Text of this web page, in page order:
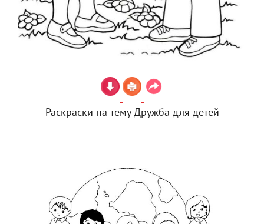
Раскраски на тему Дружба для детей